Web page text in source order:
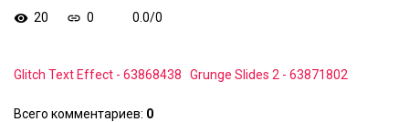
20 0 0.0/0
Glitch Text Effect - 63868438 Grunge Slides 2 - 63871802
Всего комментариев: 0